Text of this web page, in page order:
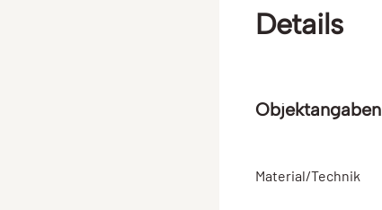
Details
Objektangaben
Material/Technik